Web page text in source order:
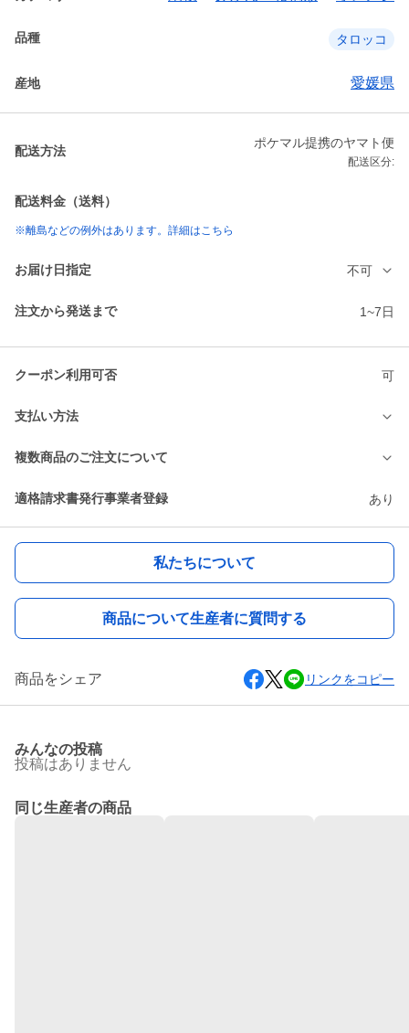
品種 タロッコ
産地 愛媛県
配送方法
ポケマル提携のヤマト便
配送区分:
配送料金（送料）
※離島などの例外はあります。詳細はこちら
お届け日指定 不可
注文から発送まで 1~7日
クーポン利用可否 可
支払い方法
複数商品のご注文について
適格請求書発行事業者登録 あり
私たちについて
商品について生産者に質問する
商品をシェア リンクをコピー
みんなの投稿
投稿はありません
同じ生産者の商品